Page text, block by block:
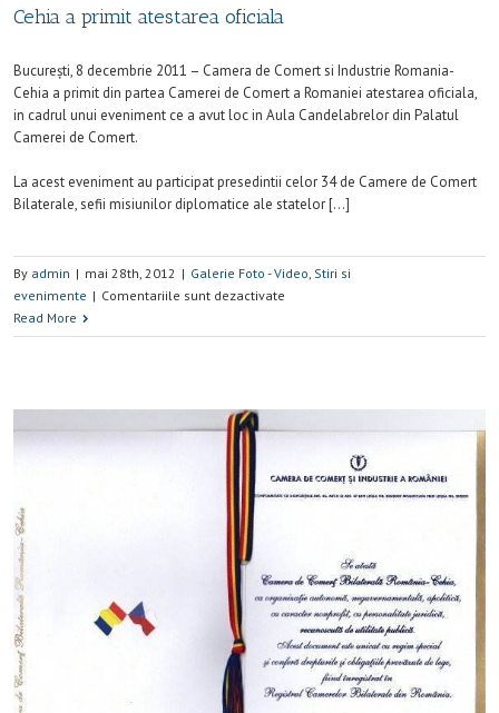
Cehia a primit atestarea oficiala
Bucureşti, 8 decembrie 2011 – Camera de Comert si Industrie Romania-
Cehia a primit din partea Camerei de Comert a Romaniei atestarea oficiala,
in cadrul unui eveniment ce a avut loc in Aula Candelabrelor din Palatul
Camerei de Comert.
La acest eveniment au participat presedintii celor 34 de Camere de Comert
Bilaterale, sefii misiunilor diplomatice ale statelor […]
By admin | mai 28th, 2012 | Galerie Foto - Video Stiri si
evenimente | Comentariile sunt dezactivate
Read More